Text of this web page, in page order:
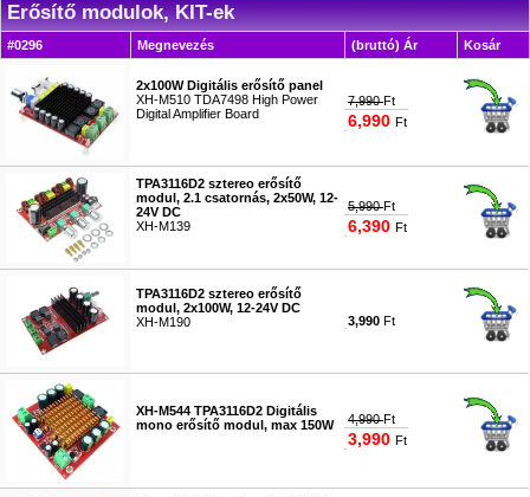
Erősítő modulok, KIT-ek
#0296 Megnevezés (bruttó) Ár Kosár
2x100W Digitális erősítő panel
XH-M510 TDA7498 High Power
Digital Amplifier Board
7,990Ft
6,990 Ft
TPA3116D2 sztereo erősítő
modul, 2.1 csatornás, 2x50W, 12-
24V DC
XH-M139
5,990Ft
6,390 Ft
TPA3116D2 sztereo erősítő
modul, 2x100W, 12-24V DC
XH-M190
3,990 Ft
XH-M544 TPA3116D2 Digitális
mono erősítő modul, max 150W
4,990Ft
3,990 Ft